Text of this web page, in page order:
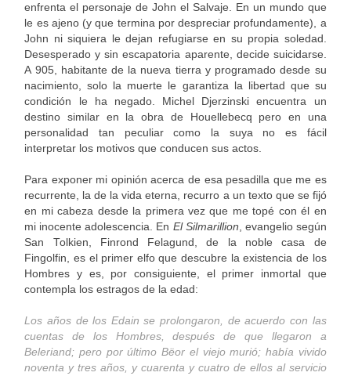
enfrenta el personaje de John el Salvaje. En un mundo que
le es ajeno (y que termina por despreciar profundamente), a
John ni siquiera le dejan refugiarse en su propia soledad.
Desesperado y sin escapatoria aparente, decide suicidarse.
A 905, habitante de la nueva tierra y programado desde su
nacimiento, solo la muerte le garantiza la libertad que su
condición le ha negado. Michel Djerzinski encuentra un
destino similar en la obra de Houellebecq pero en una
personalidad tan peculiar como la suya no es fácil
interpretar los motivos que conducen sus actos.
Para exponer mi opinión acerca de esa pesadilla que me es
recurrente, la de la vida eterna, recurro a un texto que se fijó
en mi cabeza desde la primera vez que me topé con él en
mi inocente adolescencia. En El Silmarillion , evangelio según
San Tolkien, Finrond Felagund, de la noble casa de
Fingolfin, es el primer elfo que descubre la existencia de los
Hombres y es, por consiguiente, el primer inmortal que
contempla los estragos de la edad:
Los años de los Edain se prolongaron, de acuerdo con las
cuentas de los Hombres, después de que llegaron a
Beleriand; pero por último Bëor el viejo murió; había vivido
noventa y tres años, y cuarenta y cuatro de ellos al servicio